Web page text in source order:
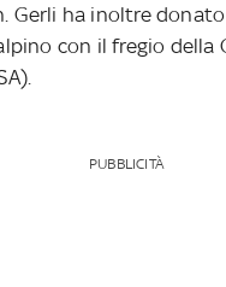
Gerli ha inoltre
con il fregio della
PUBBLICITÀ